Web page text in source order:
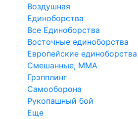
Воздушная
Единоборства
Все Единоборства
Восточные единоборства
Европейские единоборства
Смешанные, ММА
Грэпплинг
Самооборона
Рукопашный бой
Еще